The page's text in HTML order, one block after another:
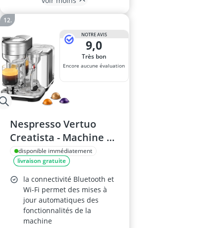
NOTRE AVIS
9,0
Très bon
Encore aucune évaluation
Nespresso Vertuo
Creatista - Machine à
capsules, réservoir 2
L, acier inoxydable
disponible immédiatement
livraison gratuite
la connectivité Bluetooth et
Wi-Fi permet des mises à
jour automatiques des
fonctionnalités de la
machine